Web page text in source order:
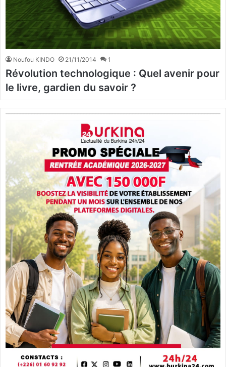
Noufou KINDO 21/11/2014 1
Révolution technologique : Quel avenir pour
le livre, gardien du savoir ?